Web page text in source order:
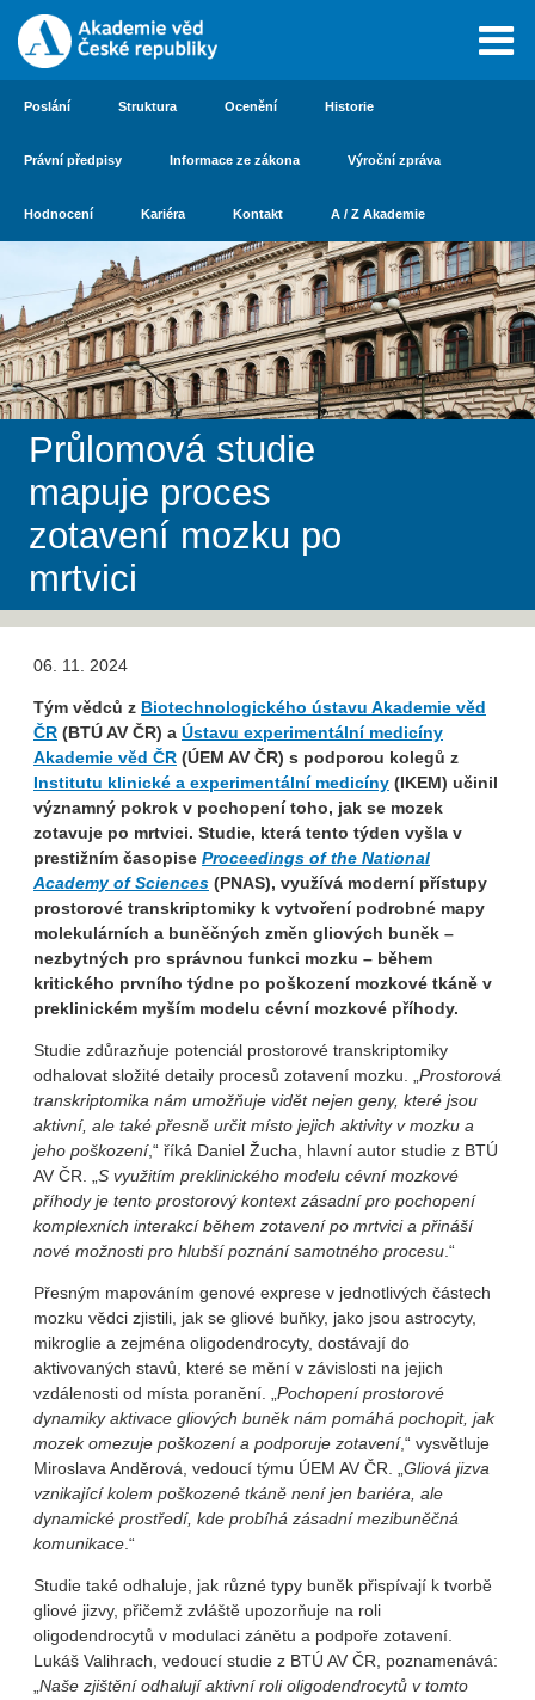
Poslání Struktura Ocenění Historie
Právní předpisy Informace ze zákona Výroční zpráva
Hodnocení Kariéra Kontakt A / Z Akademie
Průlomová studie
mapuje proces
zotavení mozku po
mrtvici
06. 11. 2024
Tým vědců z Biotechnologického ústavu Akademie věd
ČR (BTÚ AV ČR) a Ústavu experimentální medicíny
Akademie věd ČR (ÚEM AV ČR) s podporou kolegů z
Institutu klinické a experimentální medicíny (IKEM) učinil
významný pokrok v pochopení toho, jak se mozek
zotavuje po mrtvici. Studie, která tento týden vyšla v
prestižním časopise Proceedings of the National
Academy of Sciences (PNAS), využívá moderní přístupy
prostorové transkriptomiky k vytvoření podrobné mapy
molekulárních a buněčných změn gliových buněk –
nezbytných pro správnou funkci mozku – během
kritického prvního týdne po poškození mozkové tkáně v
preklinickém myším modelu cévní mozkové příhody.
Studie zdůrazňuje potenciál prostorové transkriptomiky
odhalovat složité detaily procesů zotavení mozku. „Prostorová
transkriptomika nám umožňuje vidět nejen geny, které jsou
aktivní, ale také přesně určit místo jejich aktivity v mozku a
jeho poškození,“ říká Daniel Žucha, hlavní autor studie z BTÚ
AV ČR. „S využitím preklinického modelu cévní mozkové
příhody je tento prostorový kontext zásadní pro pochopení
komplexních interakcí během zotavení po mrtvici a přináší
nové možnosti pro hlubší poznání samotného procesu.“
Přesným mapováním genové exprese v jednotlivých částech
mozku vědci zjistili, jak se gliové buňky, jako jsou astrocyty,
mikroglie a zejména oligodendrocyty, dostávají do
aktivovaných stavů, které se mění v závislosti na jejich
vzdálenosti od místa poranění. „Pochopení prostorové
dynamiky aktivace gliových buněk nám pomáhá pochopit, jak
mozek omezuje poškození a podporuje zotavení,“ vysvětluje
Miroslava Anděrová, vedoucí týmu ÚEM AV ČR. „Gliová jizva
vznikající kolem poškozené tkáně není jen bariéra, ale
dynamické prostředí, kde probíhá zásadní mezibuněčná
komunikace.“
Studie také odhaluje, jak různé typy buněk přispívají k tvorbě
gliové jizvy, přičemž zvláště upozorňuje na roli
oligodendrocytů v modulaci zánětu a podpoře zotavení.
Lukáš Valihrach, vedoucí studie z BTÚ AV ČR, poznamenává:
„Naše zjištění odhalují aktivní roli oligodendrocytů v tomto